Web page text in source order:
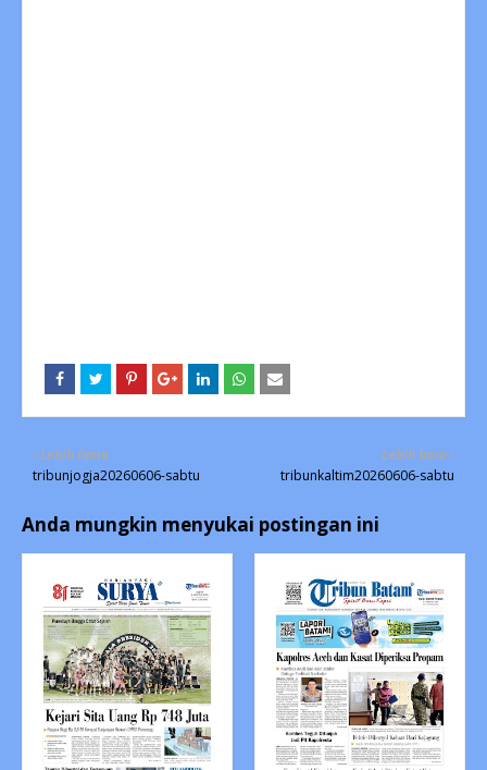
Lebih baru
tribunkaltim20260606-sabtu
Lebih lama
tribunjogja20260606-sabtu
Anda mungkin menyukai postingan ini